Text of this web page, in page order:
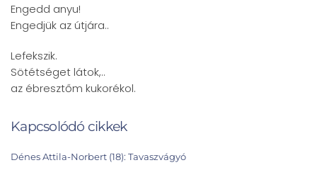
Engedd anyu!
Engedjük az útjára..
Lefekszik.
Sötétséget látok,..
az ébresztőm kukorékol.
Kapcsolódó cikkek
Dénes Attila-Norbert (18): Tavaszvágyó